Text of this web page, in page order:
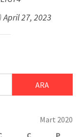
April 27, 2023
Mart 2020